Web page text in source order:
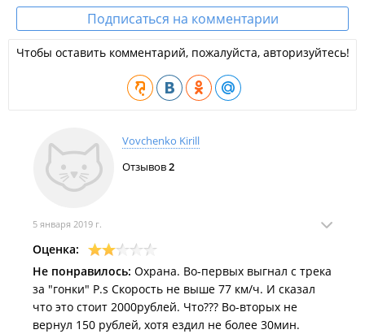
2025 год
Картодром «Змеинка» передали муниципальной спортивной
школе для последующей реконструкции, на которую у
Администрация Владивостока намерена сохранить за собой
Соревнования по автозвуку и «крайний» дрифт: как прошла
«Застроят или благоустроят?»: картодром «Змеинка» во
Владивостоке готовят к торгам из-за конфликта
картингистов.
Подписаться на комментарии
Чтобы оставить комментарий, пожалуйста, авторизуйтесь!
Vovchenko Kirill
Отзывов2
5 января 2019 г.
Оценка:
Не понравилось: Охрана. Во-первых выгнал с трека
за "гонки" P.s Скорость не выше 77 км/ч. И сказал
что это стоит 2000рублей. Что??? Во-вторых не
вернул 150 рублей, хотя ездил не более 30мин.